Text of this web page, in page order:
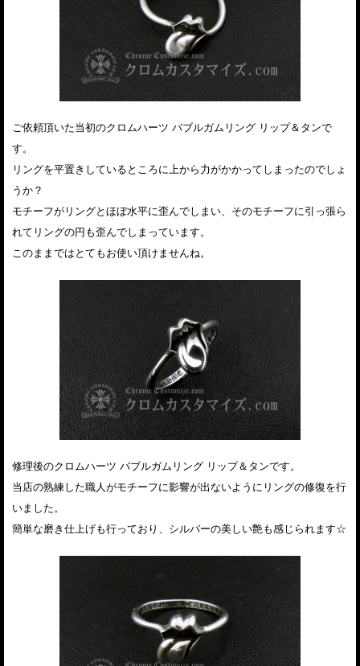
ご依頼頂いた当初のクロムハーツ バブルガムリング リップ＆タンで
す。
リングを平置きしているところに上から力がかかってしまったのでしょ
うか？
モチーフがリングとほぼ水平に歪んでしまい、そのモチーフに引っ張ら
れてリングの円も歪んでしまっています。
このままではとてもお使い頂けませんね。
修理後のクロムハーツ バブルガムリング リップ＆タンです。
当店の熟練した職人がモチーフに影響が出ないようにリングの修復を行
いました。
簡単な磨き仕上げも行っており、シルバーの美しい艶も感じられます☆